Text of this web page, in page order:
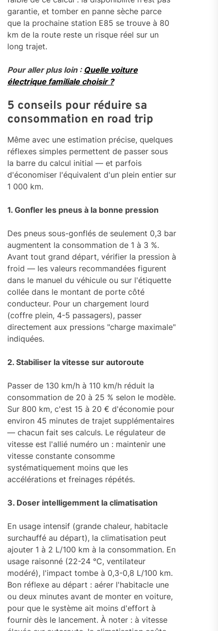
garantie, et tomber en panne sèche parce
que la prochaine station E85 se trouve à 80
km de la route reste un risque réel sur un
long trajet.
Pour aller plus loin : Quelle voiture
électrique familiale choisir ?
5 conseils pour réduire sa
consommation en road trip
Même avec une estimation précise, quelques
réflexes simples permettent de passer sous
la barre du calcul initial — et parfois
d'économiser l'équivalent d'un plein entier sur
1 000 km.
1. Gonfler les pneus à la bonne pression
Des pneus sous-gonflés de seulement 0,3 bar
augmentent la consommation de 1 à 3 %.
Avant tout grand départ, vérifier la pression à
froid — les valeurs recommandées figurent
dans le manuel du véhicule ou sur l'étiquette
collée dans le montant de porte côté
conducteur. Pour un chargement lourd
(coffre plein, 4-5 passagers), passer
directement aux pressions "charge maximale"
indiquées.
2. Stabiliser la vitesse sur autoroute
Passer de 130 km/h à 110 km/h réduit la
consommation de 20 à 25 % selon le modèle.
Sur 800 km, c'est 15 à 20 € d'économie pour
environ 45 minutes de trajet supplémentaires
— chacun fait ses calculs. Le régulateur de
vitesse est l'allié numéro un : maintenir une
vitesse constante consomme
systématiquement moins que les
accélérations et freinages répétés.
3. Doser intelligemment la climatisation
En usage intensif (grande chaleur, habitacle
surchauffé au départ), la climatisation peut
ajouter 1 à 2 L/100 km à la consommation. En
usage raisonné (22-24 °C, ventilateur
modéré), l'impact tombe à 0,3-0,8 L/100 km.
Bon réflexe au départ : aérer l'habitacle une
ou deux minutes avant de monter en voiture,
pour que le système ait moins d'effort à
fournir dès le lancement. À noter : à vitesse